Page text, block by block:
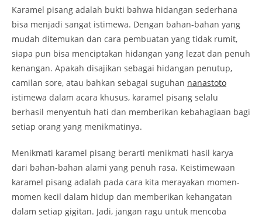
Karamel pisang adalah bukti bahwa hidangan sederhana
bisa menjadi sangat istimewa. Dengan bahan-bahan yang
mudah ditemukan dan cara pembuatan yang tidak rumit,
siapa pun bisa menciptakan hidangan yang lezat dan penuh
kenangan. Apakah disajikan sebagai hidangan penutup,
camilan sore, atau bahkan sebagai suguhan nanastoto
istimewa dalam acara khusus, karamel pisang selalu
berhasil menyentuh hati dan memberikan kebahagiaan bagi
setiap orang yang menikmatinya.
Menikmati karamel pisang berarti menikmati hasil karya
dari bahan-bahan alami yang penuh rasa. Keistimewaan
karamel pisang adalah pada cara kita merayakan momen-
momen kecil dalam hidup dan memberikan kehangatan
dalam setiap gigitan. Jadi, jangan ragu untuk mencoba